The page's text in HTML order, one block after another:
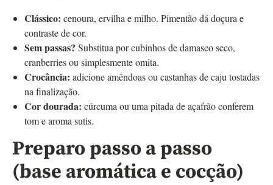
Clássico: cenoura, ervilha e milho. Pimentão dá doçura e
contraste de cor.
Sem passas? Substitua por cubinhos de damasco seco,
cranberries ou simplesmente omita.
Crocância: adicione amêndoas ou castanhas de caju tostadas
na finalização.
Cor dourada: cúrcuma ou uma pitada de açafrão conferem
tom e aroma sutis.
Preparo passo a passo
(base aromática e cocção)